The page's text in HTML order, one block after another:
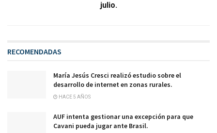
julio.
RECOMENDADAS
María Jesús Cresci realizó estudio sobre el
desarrollo de internet en zonas rurales.
HACE 5 AÑOS
AUF intenta gestionar una excepción para que
Cavani pueda jugar ante Brasil.